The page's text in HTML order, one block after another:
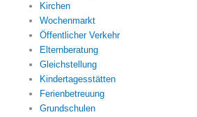
Kirchen
Wochenmarkt
Öffentlicher Verkehr
Elternberatung
Gleichstellung
Kindertagesstätten
Ferienbetreuung
Grundschulen